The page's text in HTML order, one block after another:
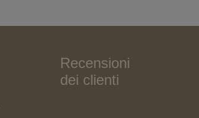
Recensioni
dei clienti